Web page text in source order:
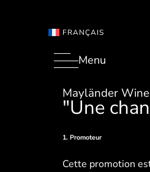
FRANÇAIS
Menu
Mayländer
"Une
1. Promoteur
Cette promotion